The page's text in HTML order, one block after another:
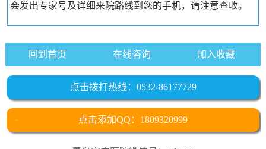
会发出专家号及详细来院路线到您的手机，请注意查收。
回到首页 在线咨询 加入收藏
点击拨打热线：0532-86177729
点击添加QQ：1809320999